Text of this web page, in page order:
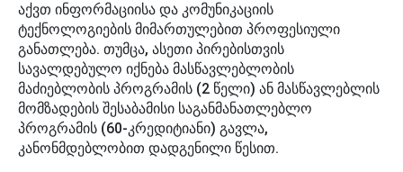
აქვთ ინფორმაციისა და კომუნიკაციის
ტექნოლოგიების მიმართულებით პროფესიული
განათლება. თუმცა, ასეთი პირებისთვის
სავალდებულო იქნება მასწავლებლობის
მაძიებლობის პროგრამის (2 წელი) ან მასწავლებლის
მომზადების შესაბამისი საგანმანათლებლო
პროგრამის (60-კრედიტიანი) გავლა,
კანონმდებლობით დადგენილი წესით.